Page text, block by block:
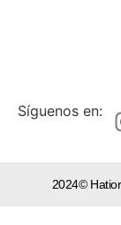
Síguenos en:
2024©